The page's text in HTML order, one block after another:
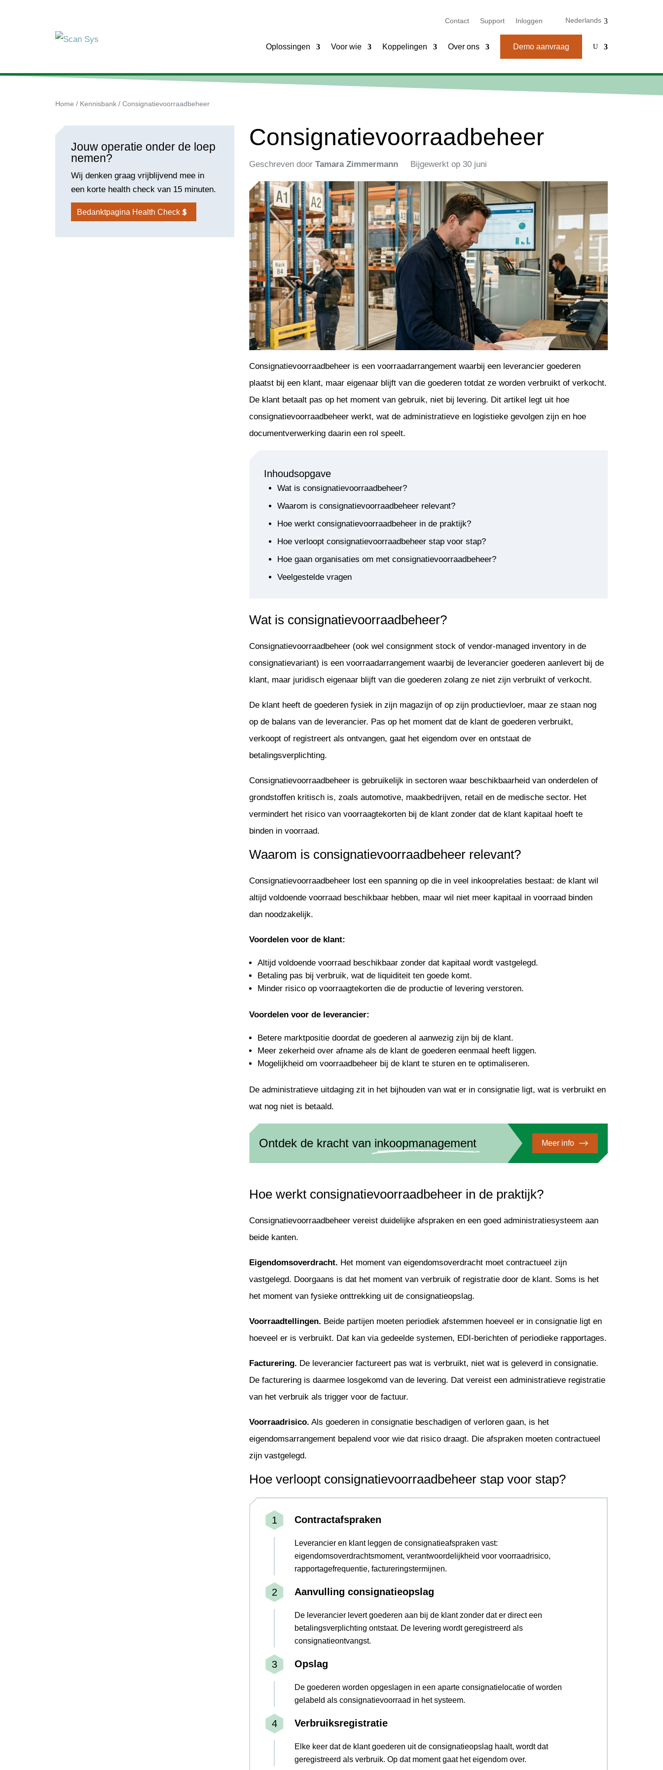
Contact Support Inloggen Nederlands
Oplossingen Voor wie Koppelingen Over ons Demo aanvraag U
Home / Kennisbank / Consignatievoorraadbeheer
Jouw operatie onder de loep
nemen?
Wij denken graag vrijblijvend mee in
een korte health check van 15 minuten.
Bedanktpagina Health Check
Consignatievoorraadbeheer
Geschreven doorTamara Zimmermann Bijgewerkt op 30 juni
Consignatievoorraadbeheer is een voorraadarrangement waarbij een leverancier goederen
plaatst bij een klant, maar eigenaar blijft van die goederen totdat ze worden verbruikt of verkocht.
De klant betaalt pas op het moment van gebruik, niet bij levering. Dit artikel legt uit hoe
consignatievoorraadbeheer werkt, wat de administratieve en logistieke gevolgen zijn en hoe
documentverwerking daarin een rol speelt.
Inhoudsopgave
Wat is consignatievoorraadbeheer?
Waarom is consignatievoorraadbeheer relevant?
Hoe werkt consignatievoorraadbeheer in de praktijk?
Hoe verloopt consignatievoorraadbeheer stap voor stap?
Hoe gaan organisaties om met consignatievoorraadbeheer?
Veelgestelde vragen
Wat is consignatievoorraadbeheer?
Consignatievoorraadbeheer (ook wel consignment stock of vendor-managed inventory in de
consignatievariant) is een voorraadarrangement waarbij de leverancier goederen aanlevert bij de
klant, maar juridisch eigenaar blijft van die goederen zolang ze niet zijn verbruikt of verkocht.
De klant heeft de goederen fysiek in zijn magazijn of op zijn productievloer, maar ze staan nog
op de balans van de leverancier. Pas op het moment dat de klant de goederen verbruikt,
verkoopt of registreert als ontvangen, gaat het eigendom over en ontstaat de
betalingsverplichting.
Consignatievoorraadbeheer is gebruikelijk in sectoren waar beschikbaarheid van onderdelen of
grondstoffen kritisch is, zoals automotive, maakbedrijven, retail en de medische sector. Het
vermindert het risico van voorraagtekorten bij de klant zonder dat de klant kapitaal hoeft te
binden in voorraad.
Waarom is consignatievoorraadbeheer relevant?
Consignatievoorraadbeheer lost een spanning op die in veel inkooprelaties bestaat: de klant wil
altijd voldoende voorraad beschikbaar hebben, maar wil niet meer kapitaal in voorraad binden
dan noodzakelijk.
Voordelen voor de klant:
Altijd voldoende voorraad beschikbaar zonder dat kapitaal wordt vastgelegd.
Betaling pas bij verbruik, wat de liquiditeit ten goede komt.
Minder risico op voorraagtekorten die de productie of levering verstoren.
Voordelen voor de leverancier:
Betere marktpositie doordat de goederen al aanwezig zijn bij de klant.
Meer zekerheid over afname als de klant de goederen eenmaal heeft liggen.
Mogelijkheid om voorraadbeheer bij de klant te sturen en te optimaliseren.
De administratieve uitdaging zit in het bijhouden van wat er in consignatie ligt, wat is verbruikt en
wat nog niet is betaald.
Ontdek de kracht van inkoopmanagement Meer info
Hoe werkt consignatievoorraadbeheer in de praktijk?
Consignatievoorraadbeheer vereist duidelijke afspraken en een goed administratiesysteem aan
beide kanten.
Eigendomsoverdracht. Het moment van eigendomsoverdracht moet contractueel zijn
vastgelegd. Doorgaans is dat het moment van verbruik of registratie door de klant. Soms is het
het moment van fysieke onttrekking uit de consignatieopslag.
Voorraadtellingen. Beide partijen moeten periodiek afstemmen hoeveel er in consignatie ligt en
hoeveel er is verbruikt. Dat kan via gedeelde systemen, EDI-berichten of periodieke rapportages.
Facturering. De leverancier factureert pas wat is verbruikt, niet wat is geleverd in consignatie.
De facturering is daarmee losgekomd van de levering. Dat vereist een administratieve registratie
van het verbruik als trigger voor de factuur.
Voorraadrisico. Als goederen in consignatie beschadigen of verloren gaan, is het
eigendomsarrangement bepalend voor wie dat risico draagt. Die afspraken moeten contractueel
zijn vastgelegd.
Hoe verloopt consignatievoorraadbeheer stap voor stap?
Contractafspraken
Leverancier en klant leggen de consignatieafspraken vast:
eigendomsoverdrachtsmoment, verantwoordelijkheid voor voorraadrisico,
rapportagefrequentie, factureringstermijnen.
Aanvulling consignatieopslag
De leverancier levert goederen aan bij de klant zonder dat er direct een
betalingsverplichting ontstaat. De levering wordt geregistreerd als
consignatieontvangst.
Opslag
De goederen worden opgeslagen in een aparte consignatielocatie of worden
gelabeld als consignatievoorraad in het systeem.
Verbruiksregistratie
Elke keer dat de klant goederen uit de consignatieopslag haalt, wordt dat
geregistreerd als verbruik. Op dat moment gaat het eigendom over.